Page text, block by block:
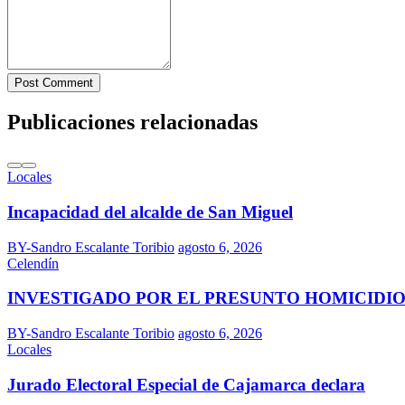
Post Comment
Publicaciones relacionadas
Locales
Incapacidad del alcalde de San Miguel
BY-Sandro Escalante Toribio agosto 6, 2026
Celendín
INVESTIGADO POR EL PRESUNTO
BY-Sandro Escalante Toribio agosto 6, 2026
Locales
Jurado Electoral Especial de Cajamarca declara